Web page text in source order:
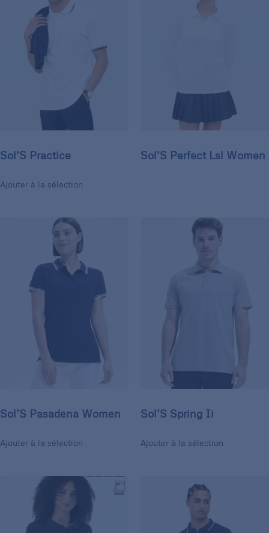
Sol’S Practice
Ajouter à la sélection
Sol’S Perfect Lsl Women
Sol’S Pasadena Women
Ajouter à la sélection
Sol’S Spring Ii
Ajouter à la sélection